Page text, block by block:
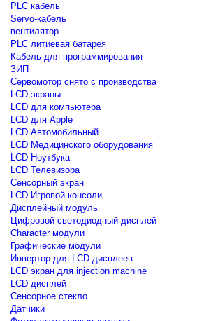
PLC кабель
Servo-кабель
вентилятор
PLC литиевая батарея
Кабель для программирования
ЗИП
Сервомотор снято с производства
LCD экраны
LCD для компьютера
LCD для Apple
LCD Автомобильный
LCD Медицинского оборудования
LCD Ноутбука
LCD Телевизора
Сенсорный экран
LCD Игровой консоли
Дисплейный модуль
Цифровой светодиодный дисплей
Сharacter модули
Графические модули
Инвертор для LCD дисплеев
LCD экран для injection machine
LCD дисплей
Сенсорное стекло
Датчики